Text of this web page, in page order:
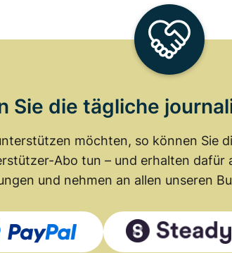
Sie die tägliche
möchten, so können Sie
Abo tun – und erhalten dafür
und nehmen an allen unseren